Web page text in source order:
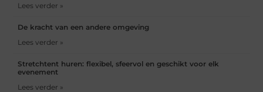
Lees verder »
De kracht van een andere omgeving
Lees verder »
Stretchtent huren: flexibel, sfeervol en geschikt voor elk
evenement
Lees verder »